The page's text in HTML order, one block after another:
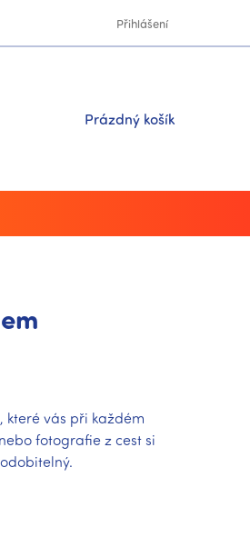
Přihlášení
Nákupní
Prázdný košík
které vás při každém
fotografie z cest si